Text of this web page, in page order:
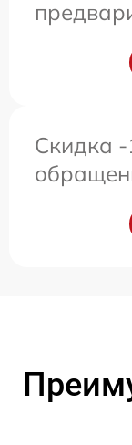
Скидка